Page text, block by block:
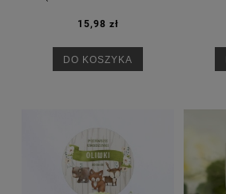
15,98 zł
DO KOSZYKA